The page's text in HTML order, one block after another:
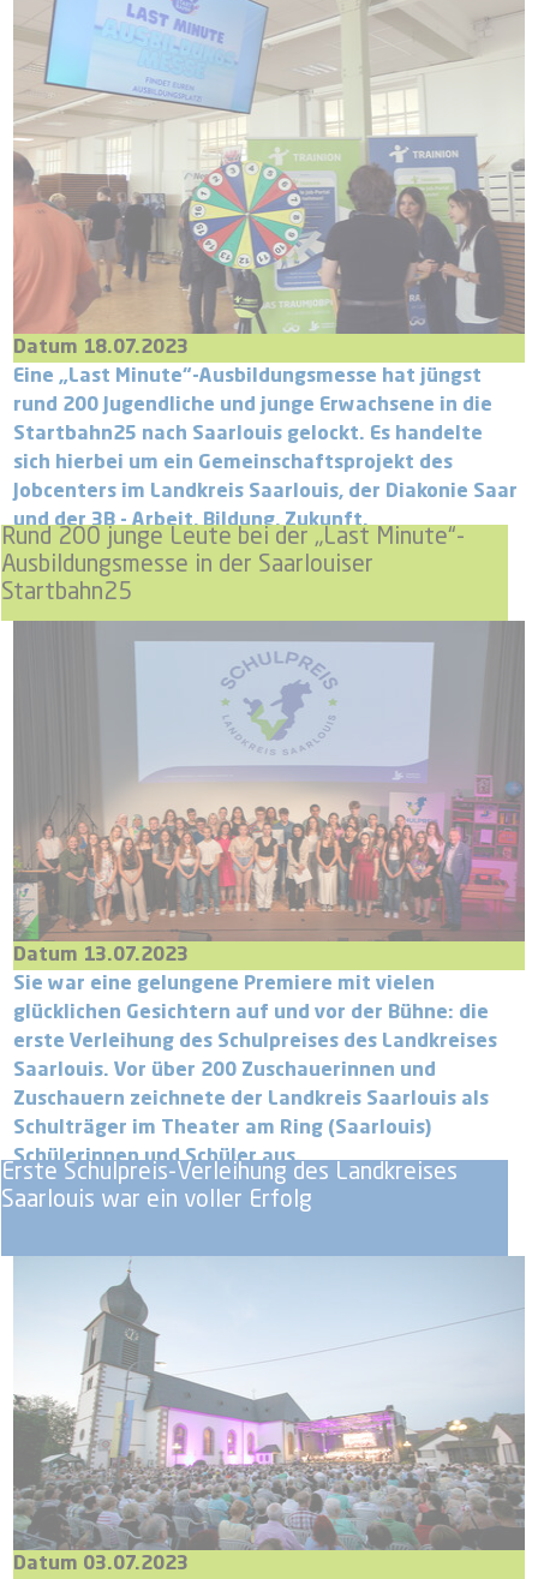
Rund 200 junge Leute bei der „Last Minute“-
Ausbildungsmesse in der Saarlouiser
Startbahn25
Datum 18.07.2023
Eine „Last Minute“-Ausbildungsmesse hat jüngst
rund 200 Jugendliche und junge Erwachsene in die
Startbahn25 nach Saarlouis gelockt. Es handelte
sich hierbei um ein Gemeinschaftsprojekt des
Jobcenters im Landkreis Saarlouis, der Diakonie Saar
und der 3B - Arbeit, Bildung, Zukunft.
Erste Schulpreis-Verleihung des Landkreises
Saarlouis war ein voller Erfolg
Datum 13.07.2023
Sie war eine gelungene Premiere mit vielen
glücklichen Gesichtern auf und vor der Bühne: die
erste Verleihung des Schulpreises des Landkreises
Saarlouis. Vor über 200 Zuschauerinnen und
Zuschauern zeichnete der Landkreis Saarlouis als
Schulträger im Theater am Ring (Saarlouis)
Schülerinnen und Schüler aus.
Datum 03.07.2023